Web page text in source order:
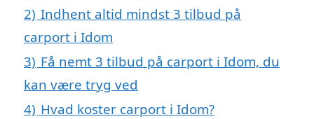
2) Indhent altid mindst 3 tilbud på
carport i Idom
3) Få nemt 3 tilbud på carport i Idom, du
kan være tryg ved
4) Hvad koster carport i Idom?